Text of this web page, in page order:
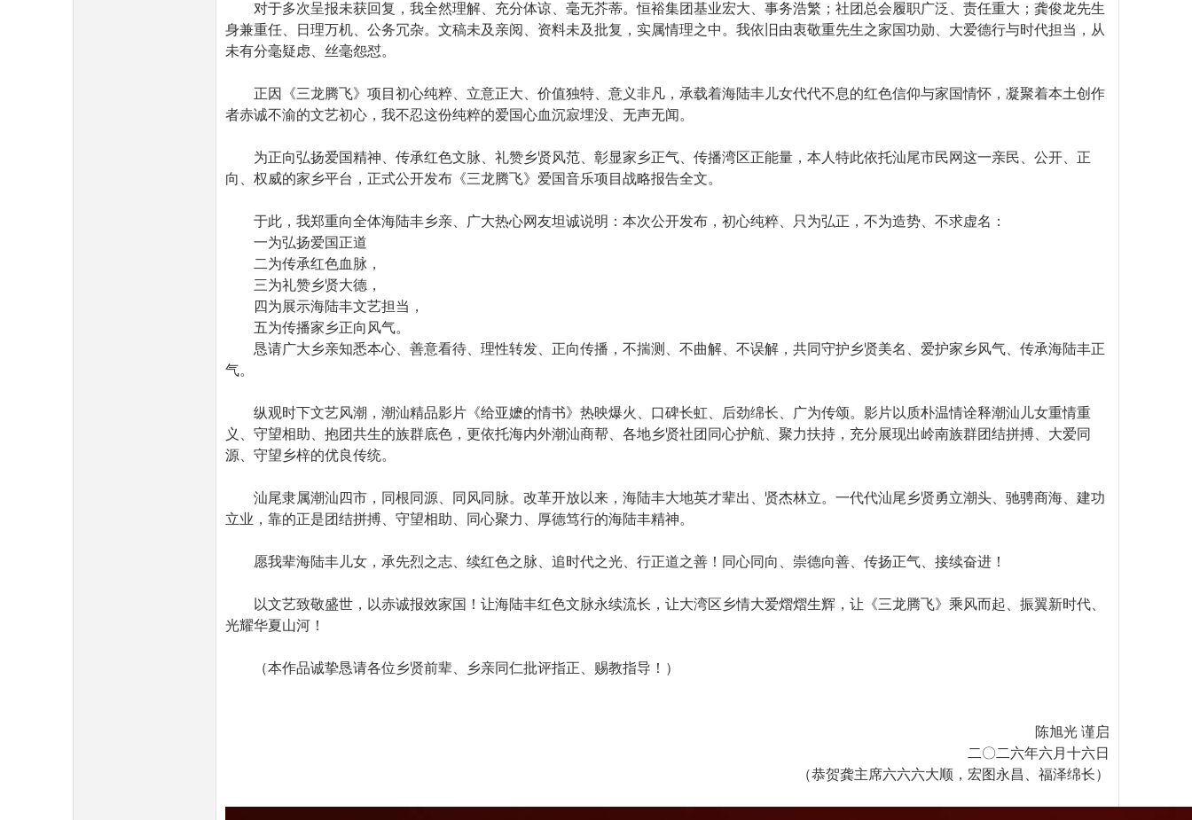
对于多次呈报未获回复，我全然理解、充分体谅、毫无芥蒂。恒裕集团基业宏大、事务浩繁；社团总会履职广泛、责任重大；龚俊龙先生
身兼重任、日理万机、公务冗杂。文稿未及亲阅、资料未及批复，实属情理之中。我依旧由衷敬重先生之家国功勋、大爱德行与时代担当，从
未有分毫疑虑、丝毫怨怼。
正因《三龙腾飞》项目初心纯粹、立意正大、价值独特、意义非凡，承载着海陆丰儿女代代不息的红色信仰与家国情怀，凝聚着本土创作
者赤诚不渝的文艺初心，我不忍这份纯粹的爱国心血沉寂埋没、无声无闻。
为正向弘扬爱国精神、传承红色文脉、礼赞乡贤风范、彰显家乡正气、传播湾区正能量，本人特此依托汕尾市民网这一亲民、公开、正
向、权威的家乡平台，正式公开发布《三龙腾飞》爱国音乐项目战略报告全文。
于此，我郑重向全体海陆丰乡亲、广大热心网友坦诚说明：本次公开发布，初心纯粹、只为弘正，不为造势、不求虚名：
一为弘扬爱国正道
二为传承红色血脉，
三为礼赞乡贤大德，
四为展示海陆丰文艺担当，
五为传播家乡正向风气。
恳请广大乡亲知悉本心、善意看待、理性转发、正向传播，不揣测、不曲解、不误解，共同守护乡贤美名、爱护家乡风气、传承海陆丰正
气。
纵观时下文艺风潮，潮汕精品影片《给亚嬷的情书》热映爆火、口碑长虹、后劲绵长、广为传颂。影片以质朴温情诠释潮汕儿女重情重
义、守望相助、抱团共生的族群底色，更依托海内外潮汕商帮、各地乡贤社团同心护航、聚力扶持，充分展现出岭南族群团结拼搏、大爱同
源、守望乡梓的优良传统。
汕尾隶属潮汕四市，同根同源、同风同脉。改革开放以来，海陆丰大地英才辈出、贤杰林立。一代代汕尾乡贤勇立潮头、驰骋商海、建功
立业，靠的正是团结拼搏、守望相助、同心聚力、厚德笃行的海陆丰精神。
愿我辈海陆丰儿女，承先烈之志、续红色之脉、追时代之光、行正道之善！同心同向、崇德向善、传扬正气、接续奋进！
以文艺致敬盛世，以赤诚报效家国！让海陆丰红色文脉永续流长，让大湾区乡情大爱熠熠生辉，让《三龙腾飞》乘风而起、振翼新时代、
光耀华夏山河！
（本作品诚挚恳请各位乡贤前辈、乡亲同仁批评指正、赐教指导！）
陈旭光 谨启
二〇二六年六月十六日
（恭贺龚主席六六六大顺，宏图永昌、福泽绵长）